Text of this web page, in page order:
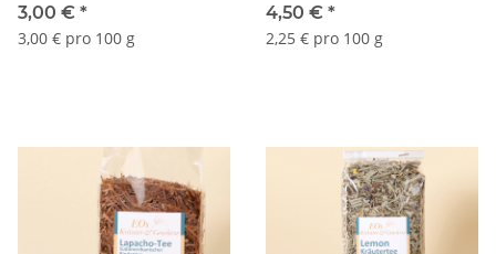
3,00 € *
3,00 € pro 100 g
4,50 € *
2,25 € pro 100 g